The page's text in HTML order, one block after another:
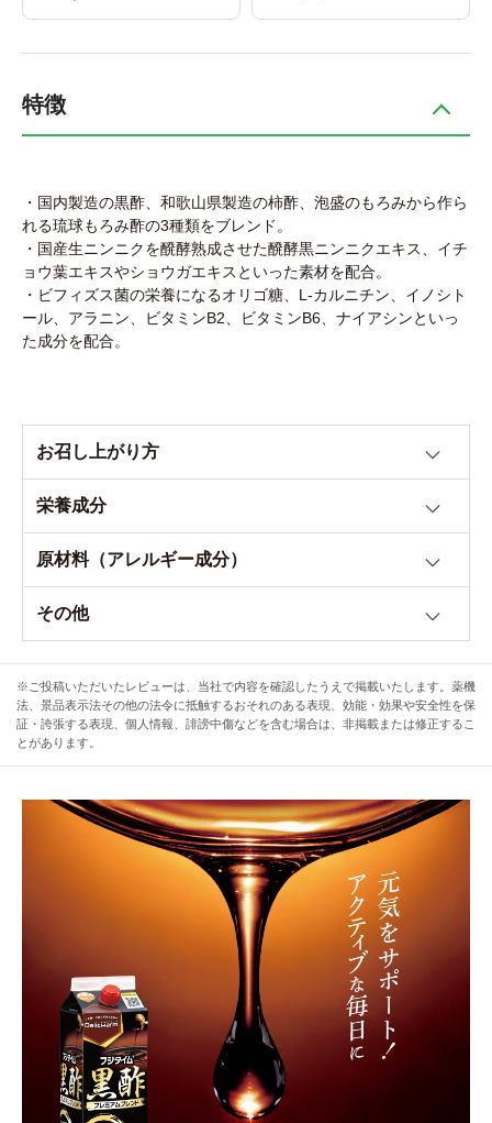
特徴
・国内製造の黒酢、和歌山県製造の柿酢、泡盛のもろみから作ら
れる琉球もろみ酢の3種類をブレンド。
・国産生ニンニクを醗酵熟成させた醗酵黒ニンニクエキス、イチ
ョウ葉エキスやショウガエキスといった素材を配合。
・ビフィズス菌の栄養になるオリゴ糖、L-カルニチン、イノシト
ール、アラニン、ビタミンB2、ビタミンB6、ナイアシンといっ
た成分を配合。
お召し上がり方
栄養成分
原材料（アレルギー成分）
その他
※ご投稿いただいたレビューは、当社で内容を確認したうえで掲載いたします。薬機
法、景品表示法その他の法令に抵触するおそれのある表現、効能・効果や安全性を保
証・誇張する表現、個人情報、誹謗中傷などを含む場合は、非掲載または修正するこ
とがあります。